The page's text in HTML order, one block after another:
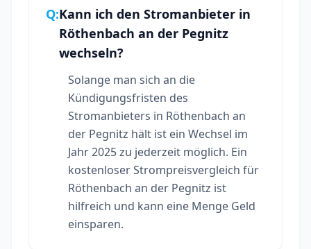
Q:Kann ich den Stromanbieter in
Röthenbach an der Pegnitz
wechseln?
Solange man sich an die
Kündigungsfristen des
Stromanbieters in Röthenbach an
der Pegnitz hält ist ein Wechsel im
Jahr 2025 zu jederzeit möglich. Ein
kostenloser Strompreisvergleich für
Röthenbach an der Pegnitz ist
hilfreich und kann eine Menge Geld
einsparen.